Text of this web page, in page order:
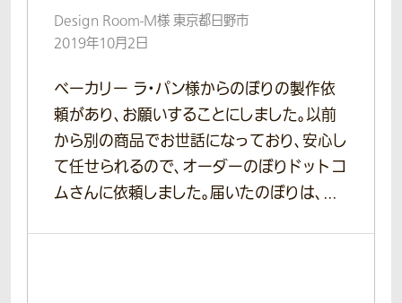
Design Room-M様 東京都日野市
2019年10月2日
ベーカリー ラ・パン様からのぼりの製作依
頼があり、お願いすることにしました。以前
から別の商品でお世話になっており、安心し
て任せられるので、オーダーのぼりドットコ
ムさんに依頼しました。届いたのぼりは、...